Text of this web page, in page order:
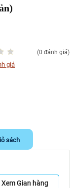
(0 đánh giá)
giá
sách
Xem Gian hàng